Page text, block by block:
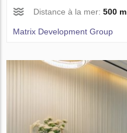
Distance à la mer:500 m
Matrix Development Group